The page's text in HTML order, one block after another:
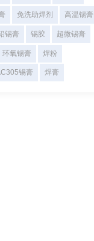
免洗助焊剂 高温锡膏
锡膏 锡胶 超微锡膏
环氧锡膏 焊粉
锡膏 焊膏